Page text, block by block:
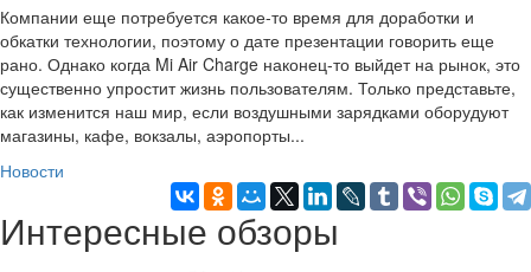
Компании еще потребуется какое-то время для доработки и
обкатки технологии, поэтому о дате презентации говорить еще
рано. Однако когда Mi Air Charge наконец-то выйдет на рынок, это
существенно упростит жизнь пользователям. Только представьте,
как изменится наш мир, если воздушными зарядками оборудуют
магазины, кафе, вокзалы, аэропорты...
Новости
Интересные обзоры